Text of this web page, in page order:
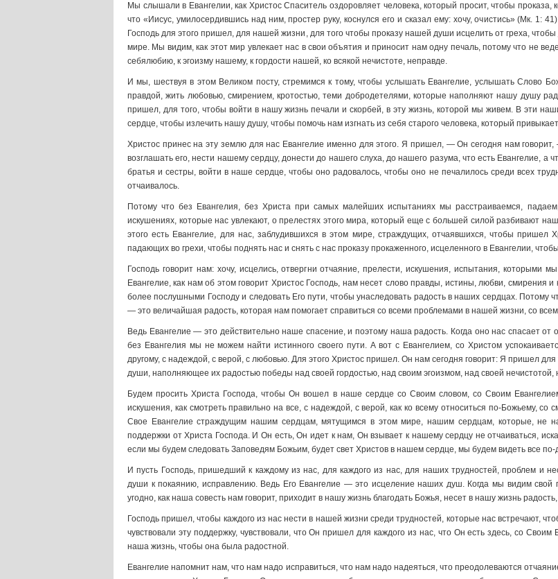
Мы слышали в Евангелии, как Христос Спаситель оздоровляет человека, который просит, чтобы проказа,
что «Иисус, умилосердившись над ним, простер руку, коснулся его и сказал ему: хочу, очистись» (Мк. 1:
Господь для этого пришел, для нашей жизни, для того чтобы проказу нашей души исцелить от греха,
мире. Мы видим, как этот мир увлекает нас в свои объятия и приносит нам одну печаль, потому что не
себялюбию, к эгоизму нашему, к гордости нашей, ко всякой нечистоте, неправде.
И мы, шествуя в этом Великом посту, стремимся к тому, чтобы услышать Евангелие, услышать Слово
правдой, жить любовью, смирением, кротостью, теми добродетелями, которые наполняют нашу душу
пришел, для того, чтобы войти в нашу жизнь печали и скорбей, в эту жизнь, которой мы живем. В эти
сердце, чтобы излечить нашу душу, чтобы помочь нам изгнать из себя старого человека, который
Христос принес на эту землю для нас Евангелие именно для этого. Я пришел, — Он сегодня нам
возглашать его, нести нашему сердцу, донести до нашего слуха, до нашего разума, что есть Евангелие, а
братья и сестры, войти в наше сердце, чтобы оно радовалось, чтобы оно не печалилось среди всех
отчаивалось.
Потому что без Евангелия, без Христа при самых малейших испытаниях мы расстраиваемся,
искушениях, которые нас увлекают, о прелестях этого мира, который еще с большей силой разбивают
этого есть Евангелие, для нас, заблудившихся в этом мире, страждущих, отчаявшихся, чтобы
падающих во грехи, чтобы поднять нас и снять с нас проказу прокаженного, исцеленного в Евангелии,
Господь говорит нам: хочу, исцелись, отвергни отчаяние, прелести, искушения, испытания, которыми
Евангелие, как нам об этом говорит Христос Господь, нам несет слово правды, истины, любви, смирения и
более послушными Господу и следовать Его пути, чтобы унаследовать радость в наших сердцах. Потому
— это величайшая радость, которая нам помогает справиться со всеми проблемами в нашей жизни, со
Ведь Евангелие — это действительно наше спасение, и поэтому наша радость. Когда оно нас спасает
без Евангелия мы не можем найти истинного своего пути. А вот с Евангелием, со Христом
другому, с надеждой, с верой, с любовью. Для этого Христос пришел. Он нам сегодня говорит: Я пришел
души, наполняющее их радостью победы над своей гордостью, над своим эгоизмом, над своей нечистотой,
Будем просить Христа Господа, чтобы Он вошел в наше сердце со Своим словом, со Своим
искушения, как смотреть правильно на все, с надеждой, с верой, как ко всему относиться по-Божьему,
Свое Евангелие страждущим нашим сердцам, мятущимся в этом мире, нашим сердцам, которые, не
поддержки от Христа Господа. И Он есть, Он идет к нам, Он взывает к нашему сердцу не отчаиваться,
если мы будем следовать Заповедям Божьим, будет свет Христов в нашем сердце, мы будем видеть все по-
И пусть Господь, пришедший к каждому из нас, для каждого из нас, для наших трудностей, проблем и
души к покаянию, исправлению. Ведь Его Евангелие — это исцеление наших душ. Когда мы видим свой
угодно, как наша совесть нам говорит, приходит в нашу жизнь благодать Божья, несет в нашу жизнь
Господь пришел, чтобы каждого из нас нести в нашей жизни среди трудностей, которые нас встречают,
чувствовали эту поддержку, чувствовали, что Он пришел для каждого из нас, что Он есть здесь, со
наша жизнь, чтобы она была радостной.
Евангелие напомнит нам, что нам надо исправиться, что нам надо надеяться, что преодолеваются